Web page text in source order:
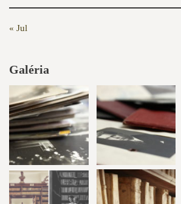
« Jul
Galéria